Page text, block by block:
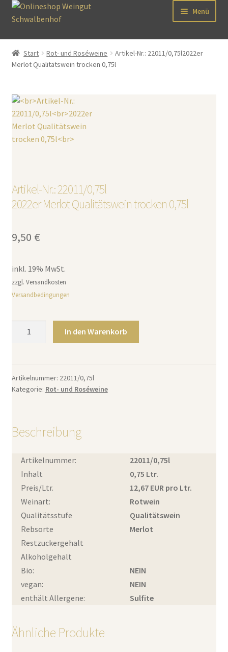
Zur
Navigation
Zum
Inhalt
Menü
Shop
AGB
Mein Konto
SHOP
Start Rot- und Roséweine
Artikel-Nr.: 22011/0,75l2022er
Merlot Qualitätswein trocken 0,75l
Artikel-Nr.: 22011/0,75l
2022er Merlot Qualitätswein trocken 0,75l
9,50 €
inkl. 19% MwSt.
zzgl. Versandkosten
Versandbedingungen
Qualitätswein
trocken
In den Warenkorb
Artikelnummer: 22011/0,75l
Kategorie: Rot- und Roséweine
Beschreibung
Artikelnummer:
22011/0,75l
Inhalt
0,75 Ltr.
Preis/Ltr.
12,67 EUR pro Ltr.
Weinart:
Rotwein
Qualitätsstufe
Qualitätswein
Rebsorte
Merlot
Restzuckergehalt
Alkoholgehalt
Bio:
NEIN
vegan:
NEIN
enthält Allergene:
Sulfite
Ähnliche Produkte